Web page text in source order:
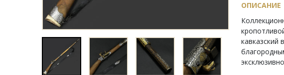
ОПИСАНИЕ